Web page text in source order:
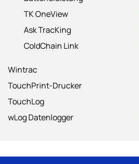
TK OneView
Ask TracKing
ColdChain Link
Wintrac
TouchPrint-Drucker
TouchLog
wLog Datenlogger